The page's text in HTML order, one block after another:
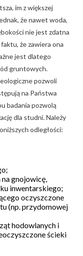
im z większej
że nawet woda,
nie jest zdatna
że zawiera ona
jest dlatego
gruntowych.
pozwoli
na Państwa
badania pozwolą
dla studni. Należy
odległości:
gnojowicę,
inwentarskiego;
oczyszczone
(np. przydomowej
hodowlanych i
ścieki